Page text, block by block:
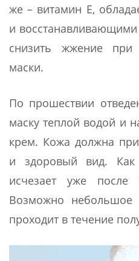
же – витамин Е,
и
снизить жжение при
маски.
По прошествии
маску теплой водой и
крем. Кожа должна
и здоровый вид.
исчезает уже после
Возможно небольшое
проходит в течение